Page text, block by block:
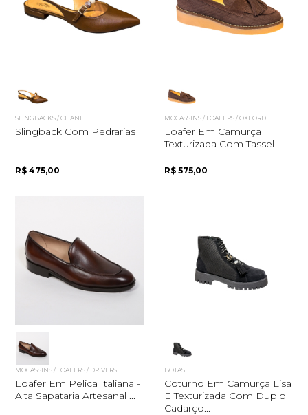
SLINGBACKS / CHANEL
Slingback Com Pedrarias
R$ 475,00
MOCASSINS / LOAFERS / OXFORD
Loafer Em Camurça
Texturizada Com Tassel
R$ 575,00
MOCASSINS / LOAFERS / DRIVERS
Loafer Em Pelica Italiana -
Alta Sapataria Artesanal ...
BOTAS
Coturno Em Camurça Lisa
E Texturizada Com Duplo
Cadarço...